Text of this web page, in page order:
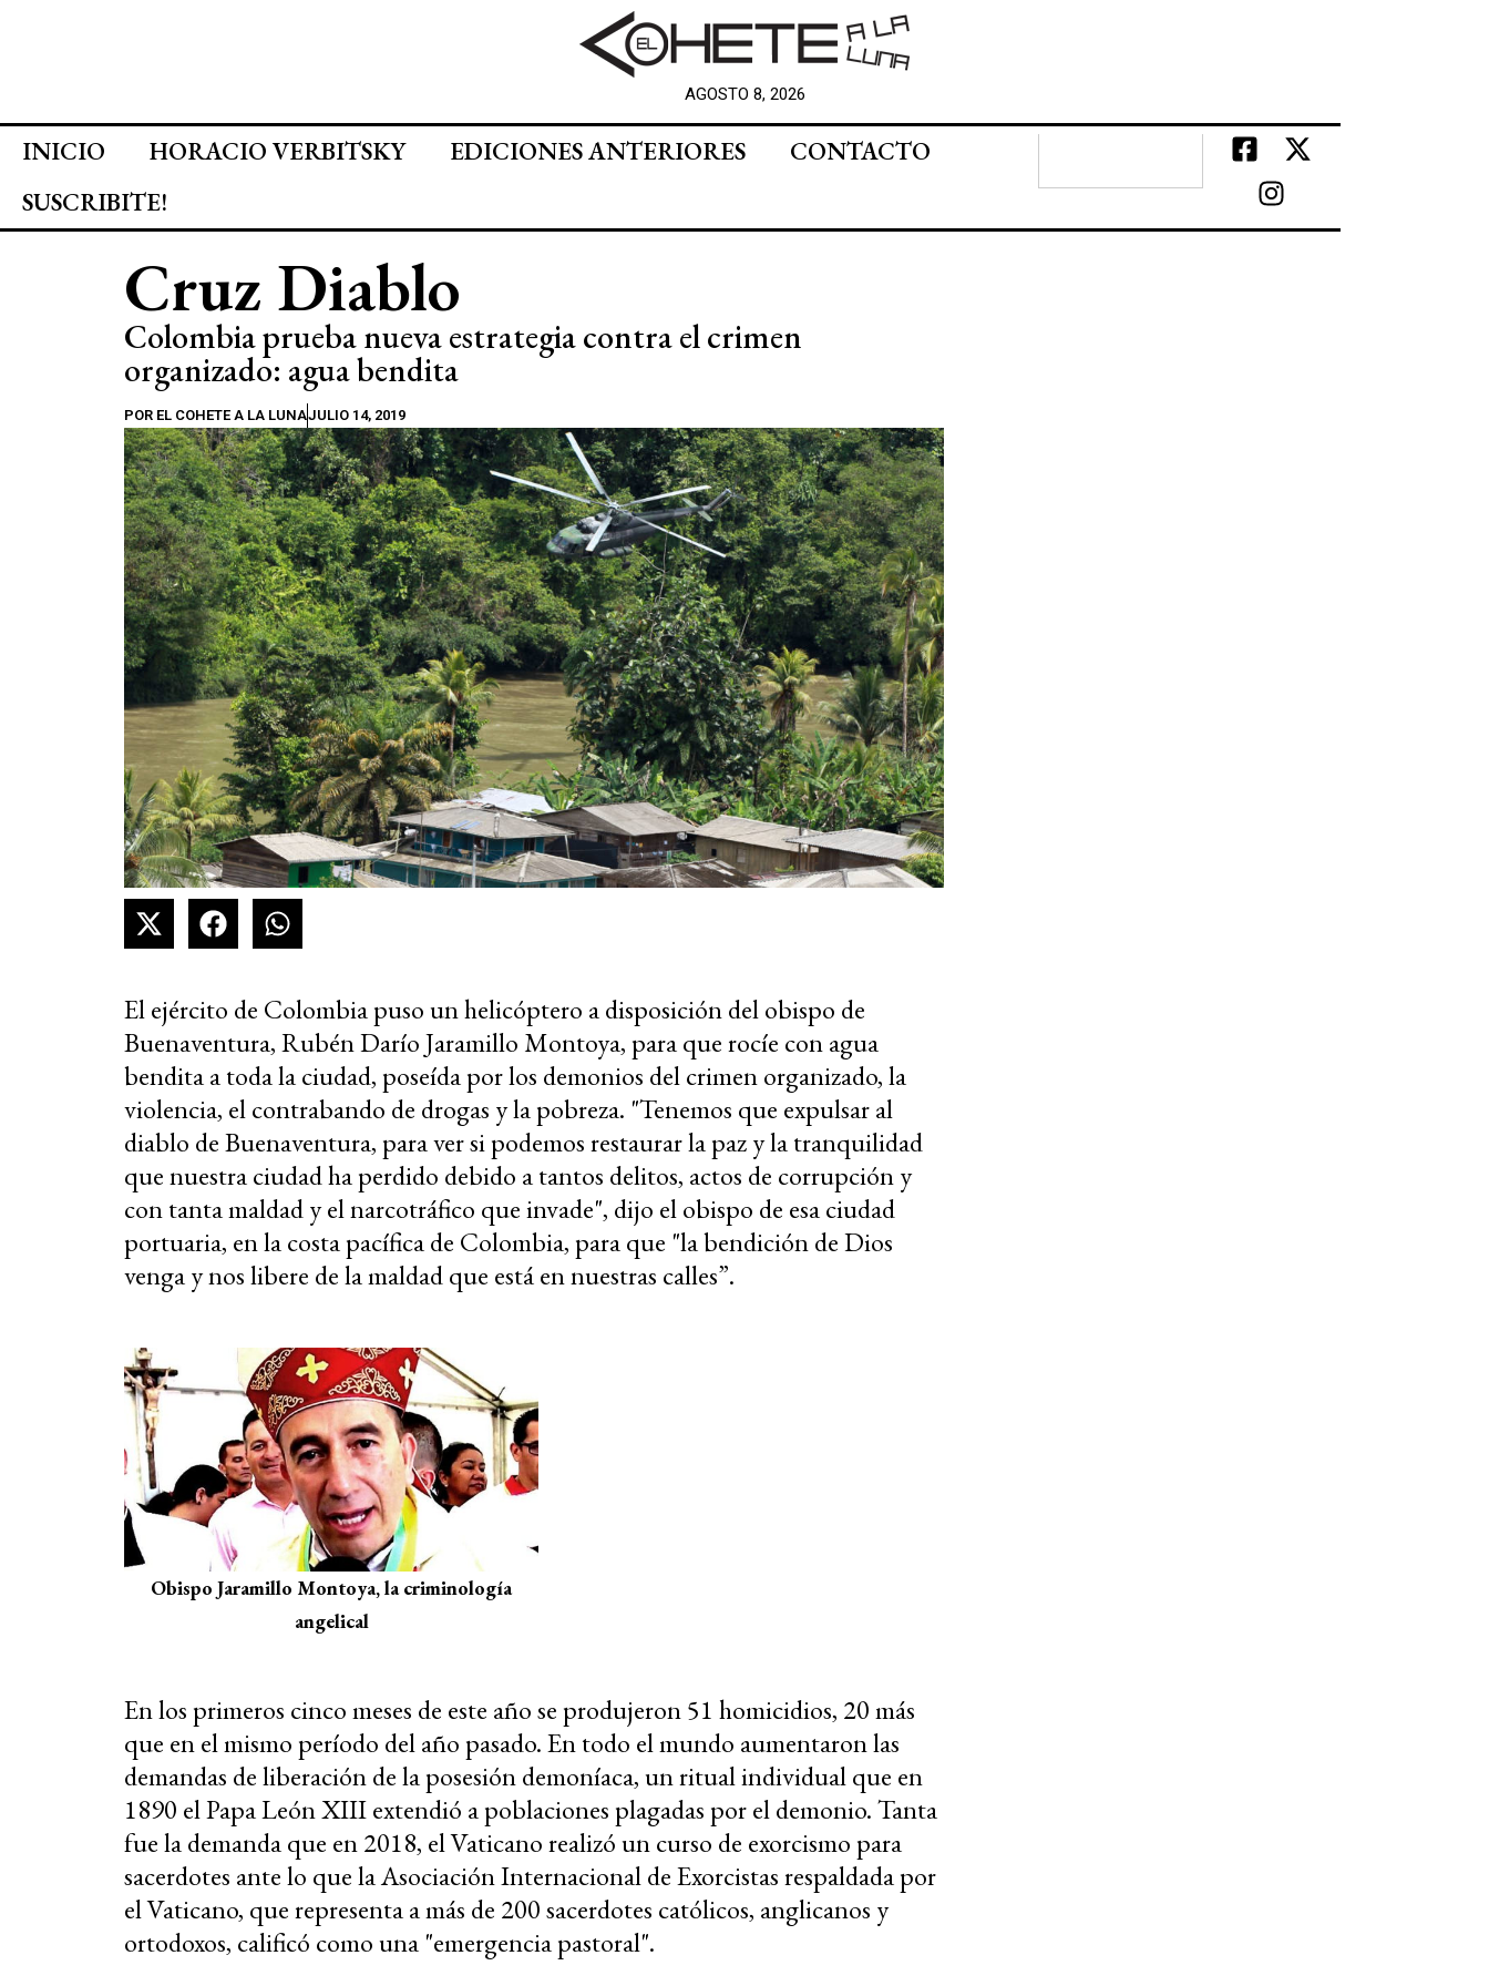
AGOSTO 8, 2026
INICIO HORACIO VERBITSKY EDICIONES ANTERIORES
CONTACTO
SUSCRIBITE!
Cruz Diablo
Colombia prueba nueva estrategia contra el crimen
organizado: agua bendita
POR EL COHETE A LA LUNAJULIO 14, 2019
El ejército de Colombia puso un helicóptero a disposición del obispo de
Buenaventura, Rubén Darío Jaramillo Montoya, para que rocíe con agua
bendita a toda la ciudad, poseída por los demonios del crimen organizado, la
violencia, el contrabando de drogas y la pobreza. "Tenemos que expulsar al
diablo de Buenaventura, para ver si podemos restaurar la paz y la tranquilidad
que nuestra ciudad ha perdido debido a tantos delitos, actos de corrupción y
con tanta maldad y el narcotráfico que invade", dijo el obispo de esa ciudad
portuaria, en la costa pacífica de Colombia, para que "la bendición de Dios
venga y nos libere de la maldad que está en nuestras calles”.
Obispo Jaramillo Montoya, la criminología
angelical
En los primeros cinco meses de este año se produjeron 51 homicidios, 20 más
que en el mismo período del año pasado. En todo el mundo aumentaron las
demandas deliberación de la posesión demoníaca, un ritual individual que en
1890 el Papa León XIII extendió a poblaciones plagadas por el demonio. Tanta
fue la demanda que en 2018, el Vaticano realizó un curso de exorcismo para
sacerdotes ante lo que la Asociación Internacional de Exorcistas respaldada por
el Vaticano, que representa a más de 200 sacerdotes católicos, anglicanos y
ortodoxos, calificó como una "emergencia pastoral".